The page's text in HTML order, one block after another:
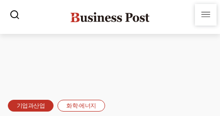
기업과산업 화학·에너지